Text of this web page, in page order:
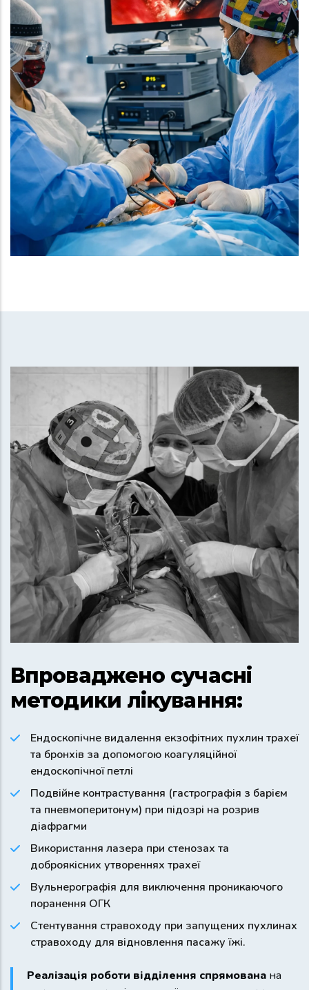
Впроваджено сучасні
методики лікування:
Ендоскопічне видалення екзофітних пухлин трахеї
та бронхів за допомогою коагуляційної
ендоскопічної петлі
Подвійне контрастування (гастрографія з барієм
та пневмоперитонум) при підозрі на розрив
діафрагми
Використання лазера при стенозах та
доброякісних утвореннях трахеї
Вульнерографія для виключення проникаючого
поранення ОГК
Стентування стравоходу при запущених пухлинах
стравоходу для відновлення пасажу їжі.
Реалізація роботи відділення спрямована на